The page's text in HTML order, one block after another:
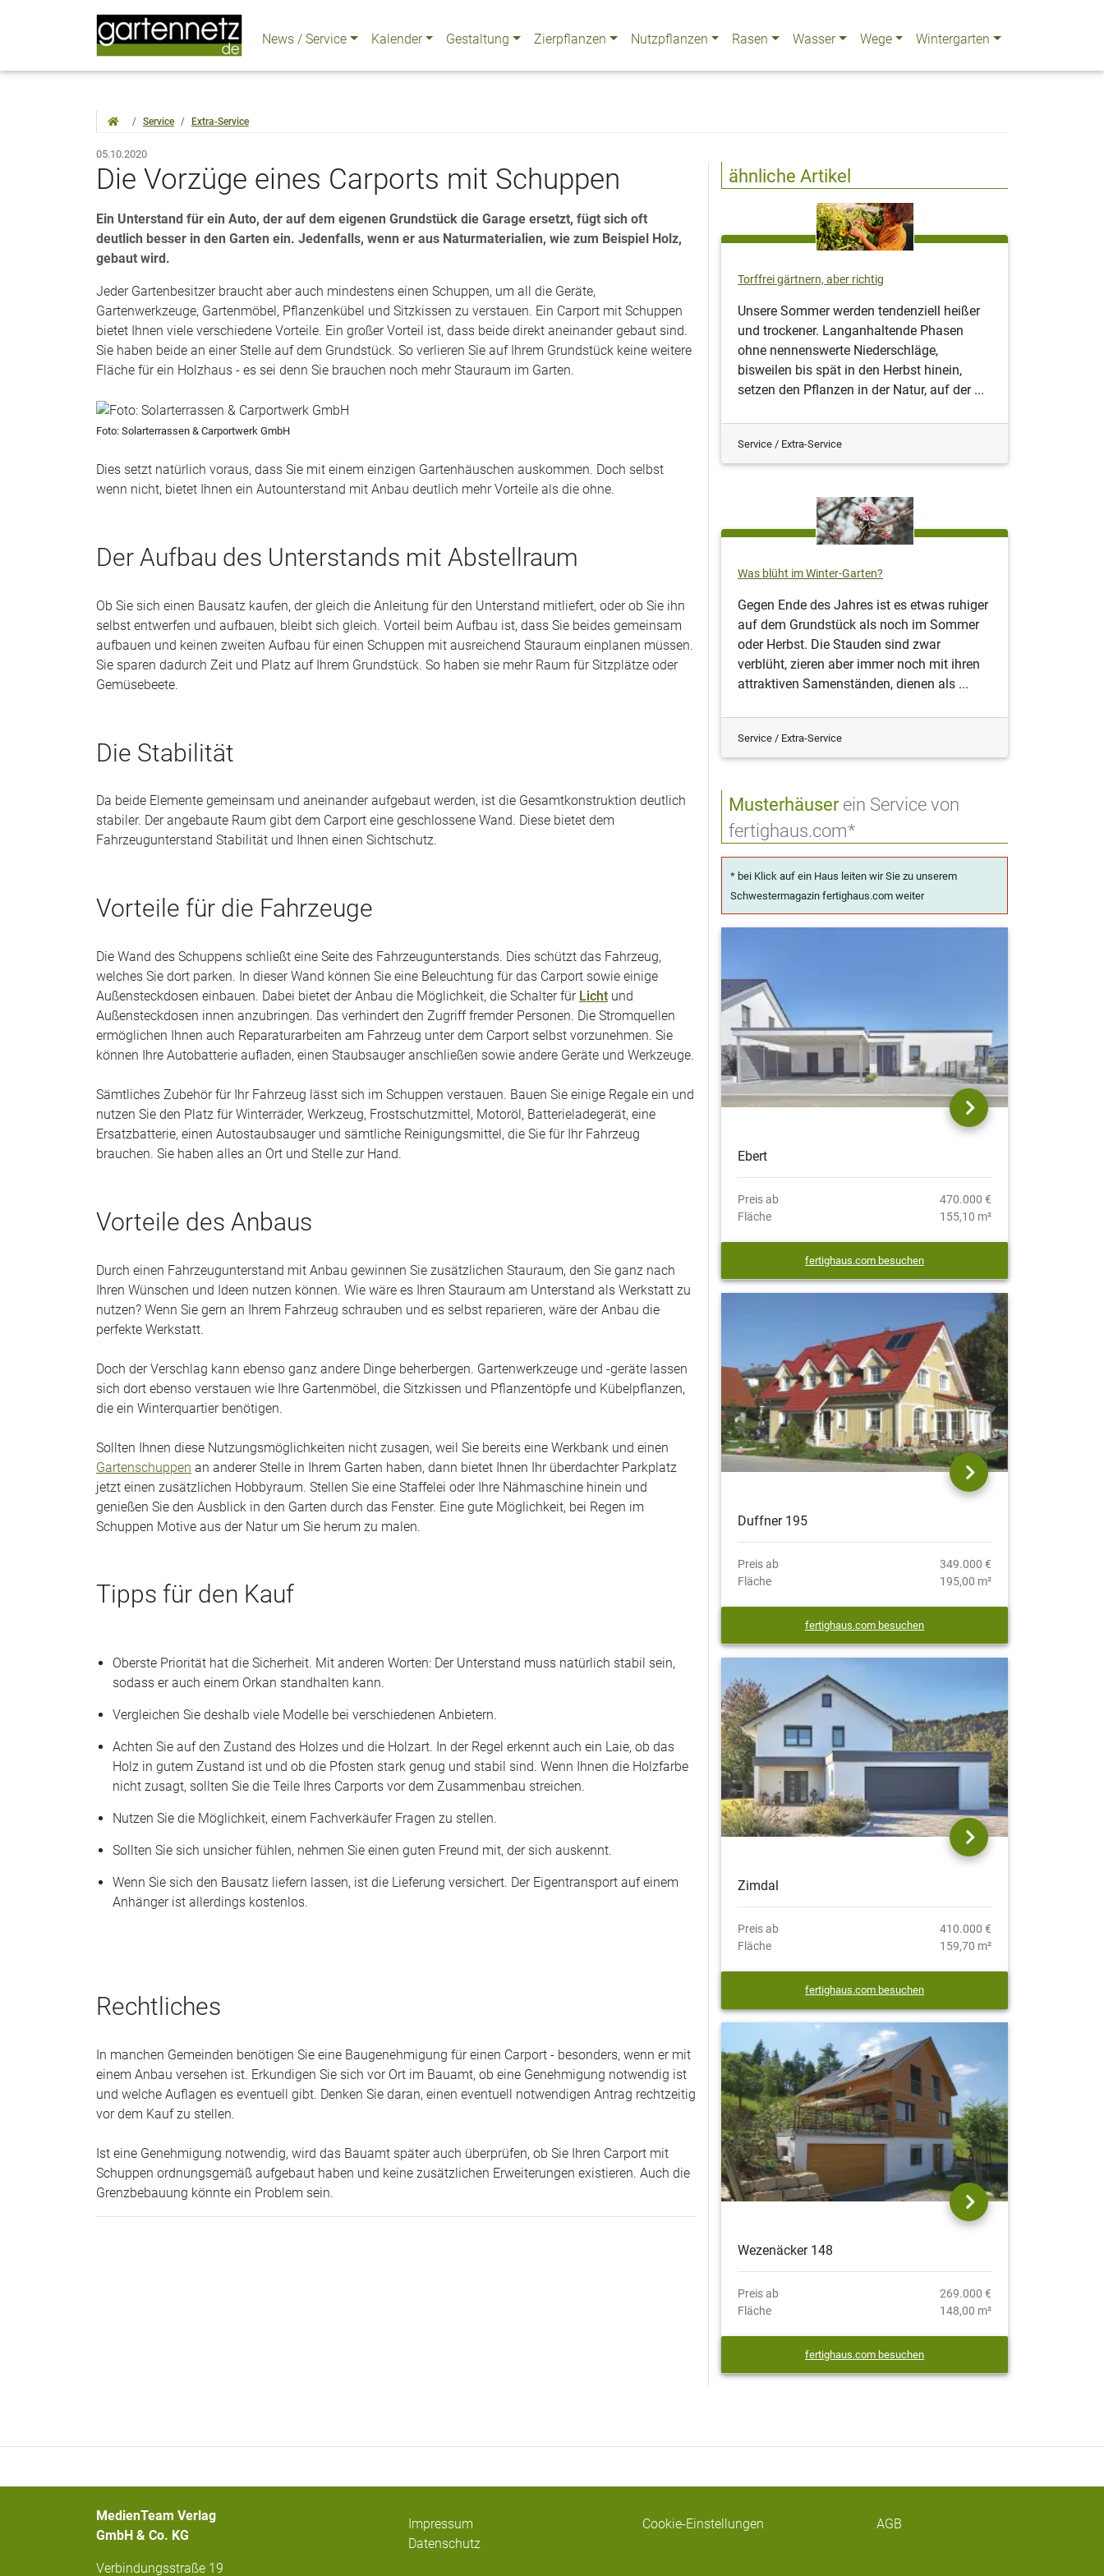
News / Service Kalender Gestaltung Zierpflanzen Nutzpflanzen Rasen Wasser Wege Wintergarten
Service Extra-Service
05.10.2020
Die Vorzüge eines Carports mit Schuppen
Ein Unterstand für ein Auto, der auf dem eigenen Grundstück die Garage ersetzt, fügt sich oft
deutlich besser in den Garten ein. Jedenfalls, wenn er aus Naturmaterialien, wie zum Beispiel Holz,
gebaut wird.
Jeder Gartenbesitzer braucht aber auch mindestens einen Schuppen, um all die Geräte,
Gartenwerkzeuge, Gartenmöbel, Pflanzenkübel und Sitzkissen zu verstauen. Ein Carport mit Schuppen
bietet Ihnen viele verschiedene Vorteile. Ein großer Vorteil ist, dass beide direkt aneinander gebaut sind.
Sie haben beide an einer Stelle auf dem Grundstück. So verlieren Sie auf Ihrem Grundstück keine weitere
Fläche für ein Holzhaus - es sei denn Sie brauchen noch mehr Stauraum im Garten.
Foto: Solarterrassen & Carportwerk GmbH
Dies setzt natürlich voraus, dass Sie mit einem einzigen Gartenhäuschen auskommen. Doch selbst
wenn nicht, bietet Ihnen ein Autounterstand mit Anbau deutlich mehr Vorteile als die ohne.
Der Aufbau des Unterstands mit Abstellraum
Ob Sie sich einen Bausatz kaufen, der gleich die Anleitung für den Unterstand mitliefert, oder ob Sie ihn
selbst entwerfen und aufbauen, bleibt sich gleich. Vorteil beim Aufbau ist, dass Sie beides gemeinsam
aufbauen und keinen zweiten Aufbau für einen Schuppen mit ausreichend Stauraum einplanen müssen.
Sie sparen dadurch Zeit und Platz auf Ihrem Grundstück. So haben sie mehr Raum für Sitzplätze oder
Gemüsebeete.
Die Stabilität
Da beide Elemente gemeinsam und aneinander aufgebaut werden, ist die Gesamtkonstruktion deutlich
stabiler. Der angebaute Raum gibt dem Carport eine geschlossene Wand. Diese bietet dem
Fahrzeugunterstand Stabilität und Ihnen einen Sichtschutz.
Vorteile für die Fahrzeuge
Die Wand des Schuppens schließt eine Seite des Fahrzeugunterstands. Dies schützt das Fahrzeug,
welches Sie dort parken. In dieser Wand können Sie eine Beleuchtung für das Carport sowie einige
Außensteckdosen einbauen. Dabei bietet der Anbau die Möglichkeit, die Schalter für Licht und
Außensteckdosen innen anzubringen. Das verhindert den Zugriff fremder Personen. Die Stromquellen
ermöglichen Ihnen auch Reparaturarbeiten am Fahrzeug unter dem Carport selbst vorzunehmen. Sie
können Ihre Autobatterie aufladen, einen Staubsauger anschließen sowie andere Geräte und Werkzeuge.
Sämtliches Zubehör für Ihr Fahrzeug lässt sich im Schuppen verstauen. Bauen Sie einige Regale ein und
nutzen Sie den Platz für Winterräder, Werkzeug, Frostschutzmittel, Motoröl, Batterieladegerät, eine
Ersatzbatterie, einen Autostaubsauger und sämtliche Reinigungsmittel, die Sie für Ihr Fahrzeug
brauchen. Sie haben alles an Ort und Stelle zur Hand.
Vorteile des Anbaus
Durch einen Fahrzeugunterstand mit Anbau gewinnen Sie zusätzlichen Stauraum, den Sie ganz nach
Ihren Wünschen und Ideen nutzen können. Wie wäre es Ihren Stauraum am Unterstand als Werkstatt zu
nutzen? Wenn Sie gern an Ihrem Fahrzeug schrauben und es selbst reparieren, wäre der Anbau die
perfekte Werkstatt.
Doch der Verschlag kann ebenso ganz andere Dinge beherbergen. Gartenwerkzeuge und -geräte lassen
sich dort ebenso verstauen wie Ihre Gartenmöbel, die Sitzkissen und Pflanzentöpfe und Kübelpflanzen,
die ein Winterquartier benötigen.
Sollten Ihnen diese Nutzungsmöglichkeiten nicht zusagen, weil Sie bereits eine Werkbank und einen
Gartenschuppen an anderer Stelle in Ihrem Garten haben, dann bietet Ihnen Ihr überdachter Parkplatz
jetzt einen zusätzlichen Hobbyraum. Stellen Sie eine Staffelei oder Ihre Nähmaschine hinein und
genießen Sie den Ausblick in den Garten durch das Fenster. Eine gute Möglichkeit, bei Regen im
Schuppen Motive aus der Natur um Sie herum zu malen.
Tipps für den Kauf
Oberste Priorität hat die Sicherheit. Mit anderen Worten: Der Unterstand muss natürlich stabil sein,
sodass er auch einem Orkan standhalten kann.
Vergleichen Sie deshalb viele Modelle bei verschiedenen Anbietern.
Achten Sie auf den Zustand des Holzes und die Holzart. In der Regel erkennt auch ein Laie, ob das
Holz in gutem Zustand ist und ob die Pfosten stark genug und stabil sind. Wenn Ihnen die Holzfarbe
nicht zusagt, sollten Sie die Teile Ihres Carports vor dem Zusammenbau streichen.
Nutzen Sie die Möglichkeit, einem Fachverkäufer Fragen zu stellen.
Sollten Sie sich unsicher fühlen, nehmen Sie einen guten Freund mit, der sich auskennt.
Wenn Sie sich den Bausatz liefern lassen, ist die Lieferung versichert. Der Eigentransport auf einem
Anhänger ist allerdings kostenlos.
Rechtliches
In manchen Gemeinden benötigen Sie eine Baugenehmigung für einen Carport - besonders, wenn er mit
einem Anbau versehen ist. Erkundigen Sie sich vor Ort im Bauamt, ob eine Genehmigung notwendig ist
und welche Auflagen es eventuell gibt. Denken Sie daran, einen eventuell notwendigen Antrag rechtzeitig
vor dem Kauf zu stellen.
Ist eine Genehmigung notwendig, wird das Bauamt später auch überprüfen, ob Sie Ihren Carport mit
Schuppen ordnungsgemäß aufgebaut haben und keine zusätzlichen Erweiterungen existieren. Auch die
Grenzbebauung könnte ein Problem sein.
ähnliche Artikel
Torffrei gärtnern, aber richtig
Unsere Sommer werden tendenziell heißer
und trockener. Langanhaltende Phasen
ohne nennenswerte Niederschläge,
bisweilen bis spät in den Herbst hinein,
setzen den Pflanzen in der Natur, auf der ...
Service / Extra-Service
Was blüht im Winter-Garten?
Gegen Ende des Jahres ist es etwas ruhiger
auf dem Grundstück als noch im Sommer
oder Herbst. Die Stauden sind zwar
verblüht, zieren aber immer noch mit ihren
attraktiven Samenständen, dienen als ...
Service / Extra-Service
Musterhäuser ein Service von
fertighaus.com*
* bei Klick auf ein Haus leiten wir Sie zu unserem
Schwestermagazin fertighaus.com weiter
Ebert
Preis ab
470.000 €
Fläche
155,10 m²
fertighaus.com besuchen
Duffner 195
Preis ab
349.000 €
Fläche
195,00 m²
fertighaus.com besuchen
Zimdal
Preis ab
410.000 €
Fläche
159,70 m²
fertighaus.com besuchen
Wezenäcker 148
Preis ab
269.000 €
Fläche
148,00 m²
fertighaus.com besuchen
MedienTeam Verlag
GmbH & Co. KG
Verbindungsstraße 19
Impressum
Datenschutz
Cookie-Einstellungen AGB